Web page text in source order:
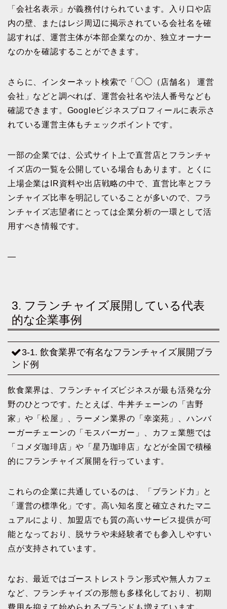
「会社名表示」が義務付けられています。入り口や店
内の壁、またはレジ周辺に掲示されている会社名を確
認すれば、運営主体が本部企業なのか、独立オーナー
なのかを確認することができます。
さらに、インターネット検索で「◯◯（店舗名） 運営
会社」などと調べれば、運営会社名や法人番号なども
確認できます。Googleビジネスプロフィールに表示さ
れている運営主体もチェックポイントです。
一部の企業では、公式サイト上で直営店とフランチャ
イズ店の一覧を公開している場合もあります。とくに
上場企業はIR資料や出店戦略の中で、直営比率とフラ
ンチャイズ比率を明記していることが多いので、フラ
ンチャイズ志望者にとっては企業分析の一環として活
用すべき情報です。
—
3. フランチャイズ展開している代表
的な企業事例
3-1. 飲食業界で有名なフランチャイズ展開ブラ
ンド例
飲食業界は、フランチャイズビジネスが最も活発な分
野のひとつです。たとえば、牛丼チェーンの「吉野
家」や「松屋」、ラーメン業界の「幸楽苑」、ハンバ
ーガーチェーンの「モスバーガー」、カフェ業態では
「コメダ珈琲店」や「星乃珈琲店」などが全国で積極
的にフランチャイズ展開を行っています。
これらの企業に共通しているのは、「ブランド力」と
「運営の標準化」です。高い知名度と確立されたマニ
ュアルにより、加盟店でも質の高いサービス提供が可
能となっており、脱サラや未経験者でも参入しやすい
点が支持されています。
なお、最近ではゴーストレストラン形式や無人カフェ
など、フランチャイズの形態も多様化しており、初期